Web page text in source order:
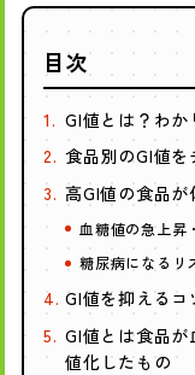
目次
GI値とは？わ
食品別のGI値を
高GI値の食品
血糖値の急上昇
糖尿病になるリ
GI値を抑えるコ
GI値とは食品
値化したもの